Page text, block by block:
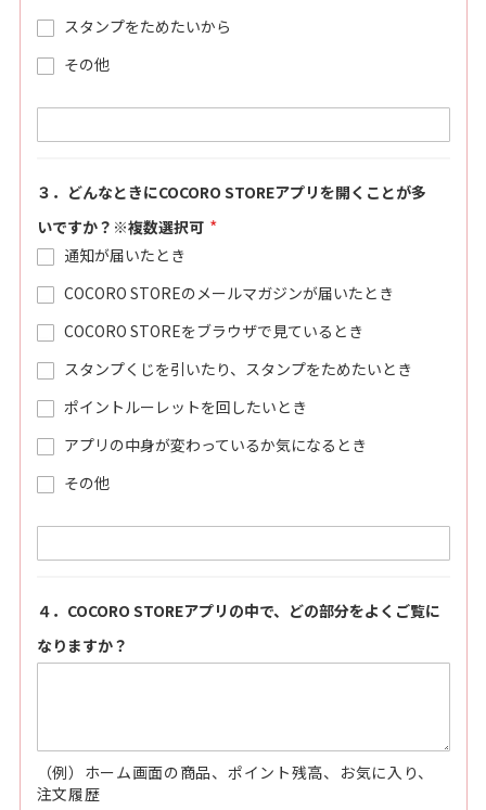
スタンプをためたいから
その他
３．どんなときにCOCORO STOREアプリを開くことが多
いですか？※複数選択可
通知が届いたとき
COCORO STOREのメールマガジンが届いたとき
COCORO STOREをブラウザで見ているとき
スタンプくじを引いたり、スタンプをためたいとき
ポイントルーレットを回したいとき
アプリの中身が変わっているか気になるとき
その他
４．COCORO STOREアプリの中で、どの部分をよくご覧に
なりますか？
（例）ホーム画面の商品、ポイント残高、お気に入り、
注文履歴